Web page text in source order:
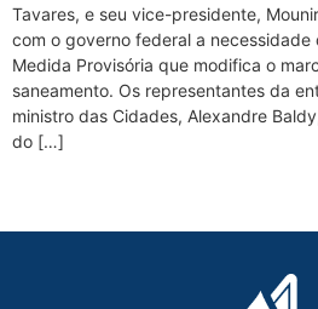
Tavares, e seu vice-presidente,
com o governo federal a necessidade
Medida Provisória que modifica o
saneamento. Os representantes da
ministro das Cidades, Alexandre
do […]